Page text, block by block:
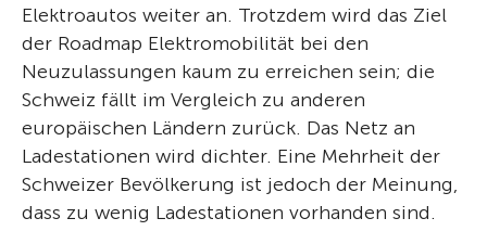
Elektroautos weiter an. Trotzdem wird das Ziel
der Roadmap Elektromobilität bei den
Neuzulassungen kaum zu erreichen sein; die
Schweiz fällt im Vergleich zu anderen
europäischen Ländern zurück. Das Netz an
Ladestationen wird dichter. Eine Mehrheit der
Schweizer Bevölkerung ist jedoch der Meinung,
dass zu wenig Ladestationen vorhanden sind.